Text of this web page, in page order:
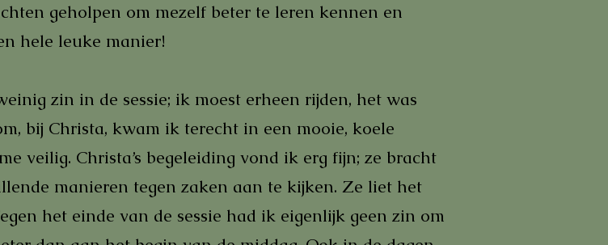
geholpen om mezelf beter te leren kennen en
hele leuke manier!
zin in de sessie; ik moest erheen rijden, het was
bij Christa, kwam ik terecht in een mooie, koele
veilig. Christa’s begeleiding vond ik erg fijn; ze bracht
manieren tegen zaken aan te kijken. Ze liet het
het einde van de sessie had ik eigenlijk geen zin om